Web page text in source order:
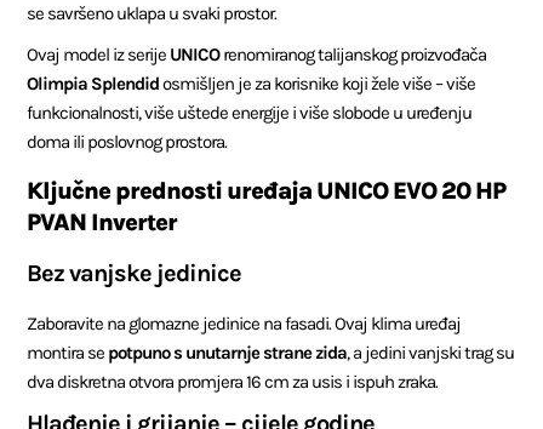
se savršeno uklapa u svaki prostor.
Ovaj model iz serije UNICOrenomiranog talijanskog proizvođača
Olimpia Splendidosmišljen je za korisnike koji žele više – više
funkcionalnosti, više uštede energije i više slobode u uređenju
doma ili poslovnog prostora.
Ključne prednosti uređaja UNICO EVO 20 HP
PVAN Inverter
Bez vanjske jedinice
Zaboravite na glomazne jedinice na fasadi. Ovaj klima uređaj
montira se potpuno s unutarnje strane zida, a jedini vanjski trag su
dva diskretna otvora promjera 16 cm za usis i ispuh zraka.
Hlađenje i grijanje – cijele godine